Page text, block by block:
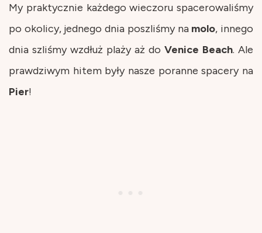
My praktycznie każdego wieczoru spacerowaliśmy
po okolicy, jednego dnia poszliśmy na molo, innego
dnia szliśmy wzdłuż plaży aż do Venice Beach. Ale
prawdziwym hitem były nasze poranne spacery na
Pier!